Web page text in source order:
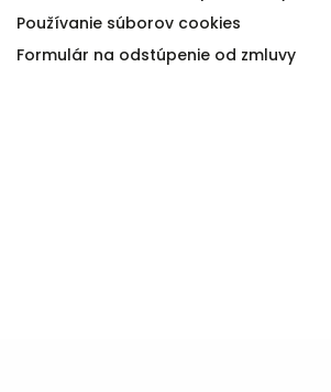
Používanie súborov cookies
Formulár na odstúpenie od zmluvy